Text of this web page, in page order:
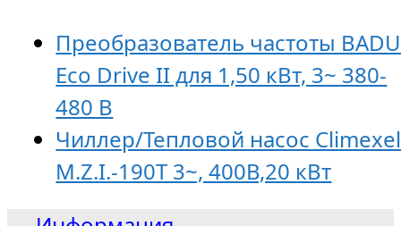
Преобразователь частоты BADU
Eco Drive II для 1,50 кВт, 3~ 380-
480 В
Чиллер/Тепловой насос Climexel
M.Z.I.-190T 3~, 400В,20 кВт